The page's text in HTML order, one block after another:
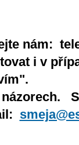
nám:
i v